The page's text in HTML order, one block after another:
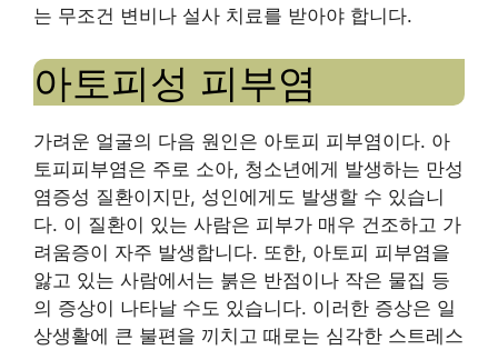
는 무조건 변비나 설사 치료를 받아야 합니다.
아토피성 피부염
가려운 얼굴의 다음 원인은 아토피 피부염이다. 아
토피피부염은 주로 소아, 청소년에게 발생하는 만성
염증성 질환이지만, 성인에게도 발생할 수 있습니
다. 이 질환이 있는 사람은 피부가 매우 건조하고 가
려움증이 자주 발생합니다. 또한, 아토피 피부염을
앓고 있는 사람에서는 붉은 반점이나 작은 물집 등
의 증상이 나타날 수도 있습니다. 이러한 증상은 일
상생활에 큰 불편을 끼치고 때로는 심각한 스트레스